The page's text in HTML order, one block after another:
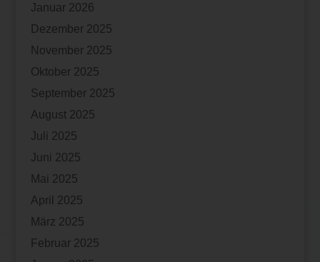
Januar 2026
Dezember 2025
November 2025
Oktober 2025
September 2025
August 2025
Juli 2025
Juni 2025
Mai 2025
April 2025
März 2025
Februar 2025